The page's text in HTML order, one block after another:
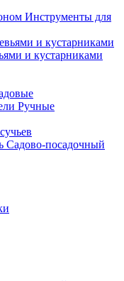
Инструменты для
и кустарниками
Ручные
Садово-посадочный